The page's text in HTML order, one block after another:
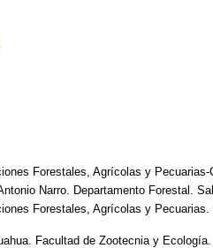
Forestales, Agrícolas y
Narro. Departamento Forestal.
Forestales, Agrícolas y
Facultad de Zootecnia y